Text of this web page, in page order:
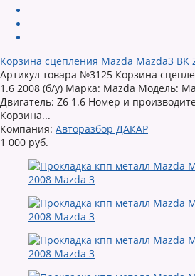
Корзина сцепления Mazda Mazda3 BK
Артикул товара №3125 Корзина
1.6 2008 (б/у) Марка: Mazda Модель:
Двигатель: Z6 1.6 Номер и
Корзина...
Компания: Авторазбор ДАКАР
1 000 руб.